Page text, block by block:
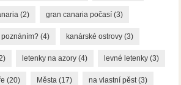
(2) gran canaria počasí (3)
poznáním? (4) kanárské ostrovy (3)
letenky na azory (4) levné letenky (3)
(20) Města (17) na vlastní pěst(3)